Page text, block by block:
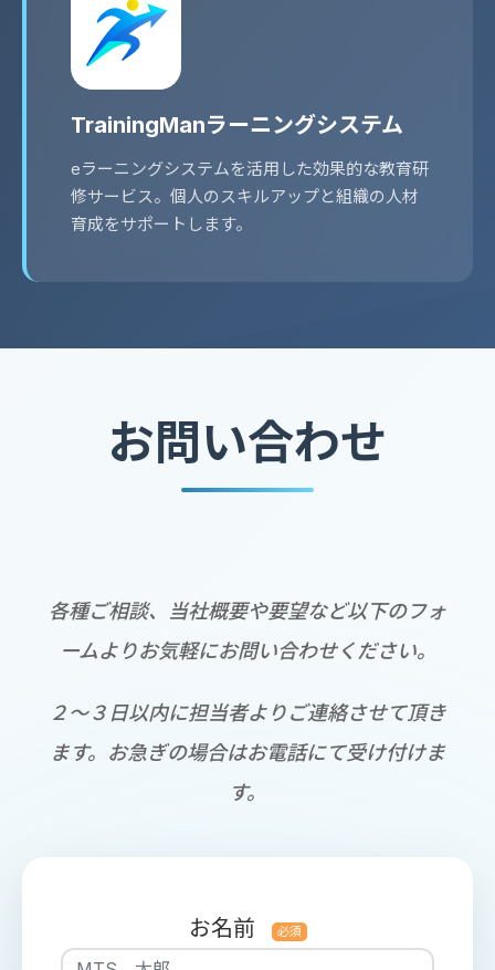
TrainingManラーニングシステム
eラーニングシステムを活用した効果的な教育研
修サービス。個人のスキルアップと組織の人材
育成をサポートします。
お問い合わせ
各種ご相談、当社概要や要望など以下のフォ
ームよりお気軽にお問い合わせください。
２～３日以内に担当者よりご連絡させて頂き
ます。お急ぎの場合はお電話にて受け付けま
す。
お名前 必須